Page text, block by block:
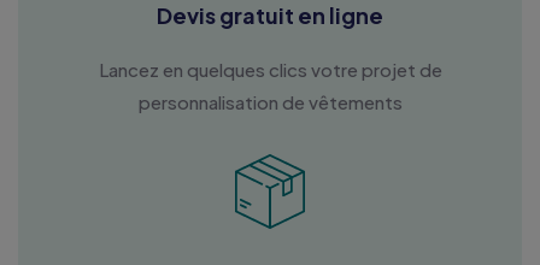
Devis gratuit en ligne
Lancez en quelques clics votre projet de
personnalisation de vêtements